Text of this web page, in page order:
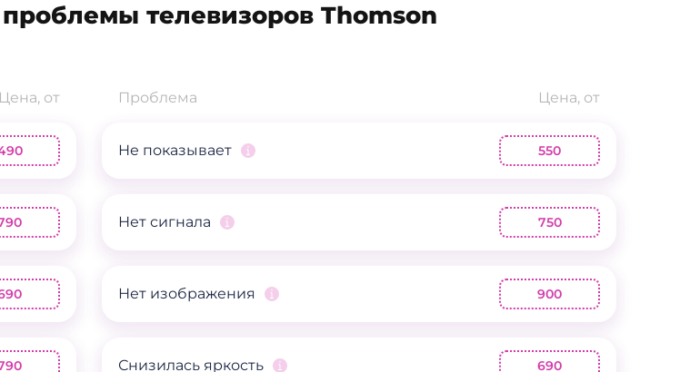
телевизоров Thomson
Цена, от Проблема Цена, от
Не показывает 550
Нет сигнала 750
Нет изображения 900
Снизилась яркость 690